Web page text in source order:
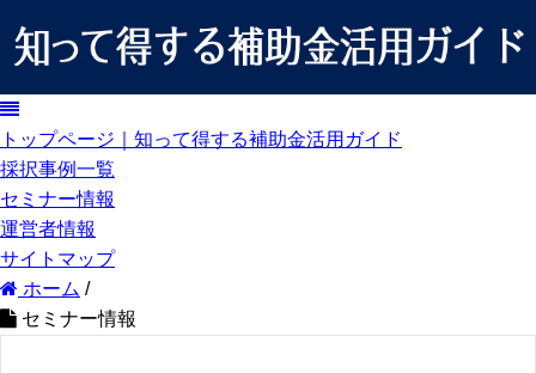
トップページ｜知って得する補助金活用ガイド
採択事例一覧
セミナー情報
運営者情報
サイトマップ
ホーム /
セミナー情報